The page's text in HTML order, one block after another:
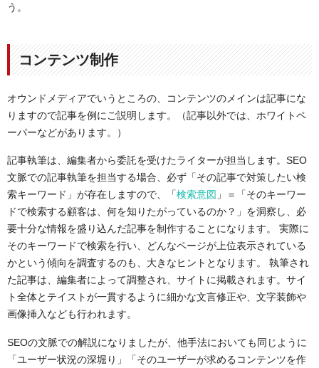
う。
コンテンツ制作
オウンドメディアでいうところの、コンテンツのメインは記事にな
りますので記事を例にご説明します。（記事以外では、ホワイトペ
ーパーなどがあります。）
記事執筆は、編集者から委託を受けたライターが担当します。SEO
文脈での記事執筆を担当する場合、必ず「その記事で対策したい検
索キーワード」が存在しますので、「検索意図 」＝「そのキーワー
ドで検索する顧客は、何を知りたがっているのか？」を洞察し、必
要十分な情報を盛り込んだ記事を制作することになります。
実際に
そのキーワードで検索を行い、どんなページが上位表示されている
かという傾向を調査するのも、大きなヒントとなります。
執筆され
た記事は、編集者によって調整され、サイトに掲載されます。サイ
ト全体とテイストが一貫するように細かな文言修正や、文字装飾や
画像挿入なども行われます。
SEOの文脈での解説になりましたが、他手法においても同じように
「ユーザー状況の深堀り」「そのユーザーが求めるコンテンツを作